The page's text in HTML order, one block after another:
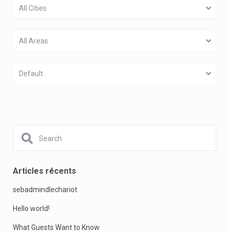
All Cities
All Areas
Default
Articles récents
sebadmindlechariot
Hello world!
What Guests Want to Know